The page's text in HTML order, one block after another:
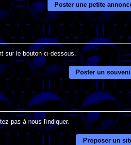
Poster une petite
sur le bouton ci-dessous.
Poster un
pas à nous l'indiquer.
Proposer un